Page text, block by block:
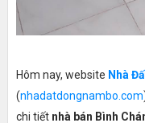
Hôm nay, website Nhà
(nhadatdongnambo.com
chi tiết nhà bán Bình